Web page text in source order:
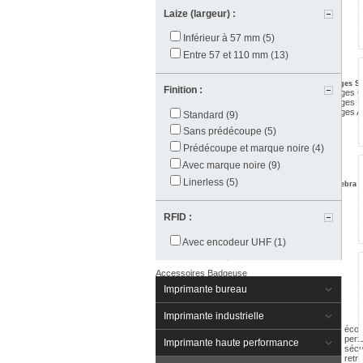
Badges
Actualités
Badges
Badges
Badges
Badges
Ruban Badgeuse
Actualités
Aide au choix
Ruban par badgeuse Zebra
Ruban pour ZXP3
Ruban pour ZXP7
Ruban pour ZXP8
Ruban pour ZC300
Accessoires Badgeuse
Actualités
NOS PROMOTIONS
Tête d'impression
Tête imprimante carte éco
Tête imprimante carte
Tête imprimante carte
Tête imprimante carte
Laize (largeur) :
Inférieur à 57 mm (5)
Entre 57 et 110 mm (13)
Finition :
Standard (9)
Sans prédécoupe (5)
Prédécoupe et marque noire (4)
Avec marque noire (9)
Linerless (5)
RFID :
Avec encodeur UHF (1)
Imprimante bureau
Imprimante industrielle
Imprimante haute performance